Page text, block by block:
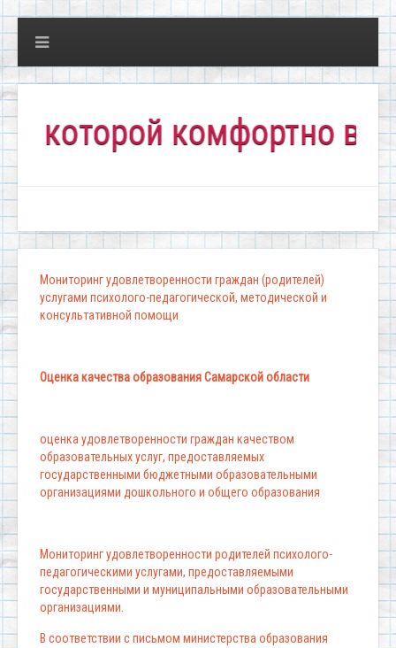
комфортно всем!"
Мониторинг удовлетворенности граждан (родителей)
услугами психолого-педагогической, методической и
консультативной помощи
Оценка качества образования Самарской области
оценка удовлетворенности граждан качеством
образовательных услуг, предоставляемых
государственными бюджетными образовательными
организациями дошкольного и общего образования
Мониторинг удовлетворенности родителей психолого-
педагогическими услугами, предоставляемыми
государственными и муниципальными образовательными
организациями.
В соответствии с письмом министерства образования